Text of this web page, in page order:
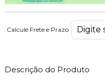
Calcule Frete e Prazo
Descrição do Produto